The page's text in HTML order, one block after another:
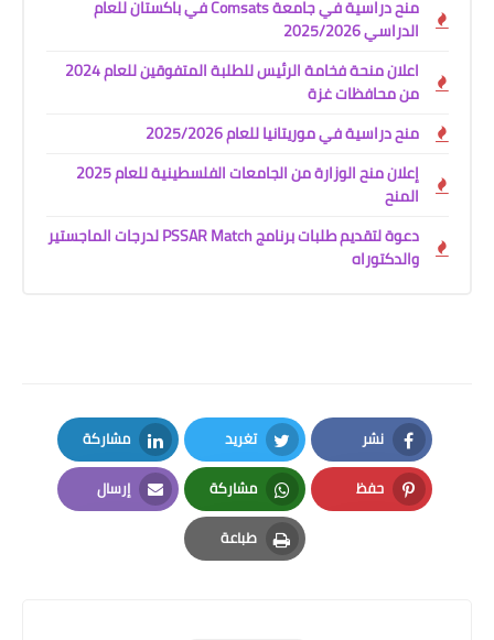
منح دراسية في جامعة Comsats في باكستان للعام
الدراسي 2025/2026
اعلان منحة فخامة الرئيس للطلبة المتفوقين للعام 2024
من محافظات غزة
منح دراسية في موريتانيا للعام 2025/2026
إعلان منح الوزارة من الجامعات الفلسطينية للعام 2025
المنح
دعوة لتقديم طلبات برنامج PSSAR Match لدرجات الماجستير
والدكتوراه
نشر
Facebook
تغريد
Twitter
مشاركة
LinkedIn
حفظ
Pinterest
مشاركة
Whatsapp
إرسال
Email
طباعة
Print